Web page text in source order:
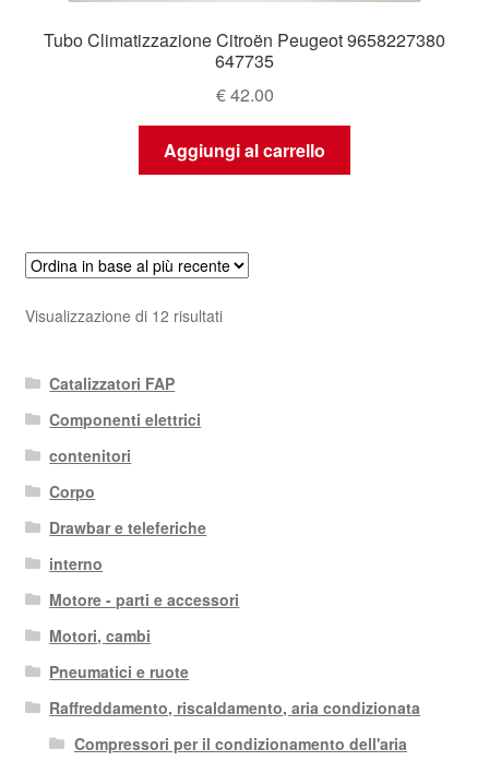
Tubo Climatizzazione Citroën Peugeot 9658227380
647735
€42.00
Aggiungi al carrello
Visualizzazione di 12 risultatiOrdina
Catalizzatori FAP
Componenti elettrici
contenitori
Corpo
Drawbar e teleferiche
interno
Motore - parti e accessori
Motori, cambi
Pneumatici e ruote
Raffreddamento, riscaldamento, aria condizionata
Compressori per il condizionamento dell'aria